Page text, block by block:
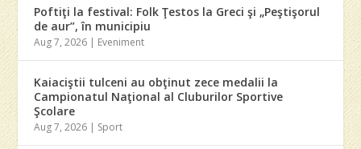
Poftiţi la festival: Folk Ţestos la Greci şi „Peştişorul
de aur”, în municipiu
Aug 7, 2026 | Eveniment
Kaiaciştii tulceni au obţinut zece medalii la
Campionatul Naţional al Cluburilor Sportive
Şcolare
Aug 7, 2026 | Sport